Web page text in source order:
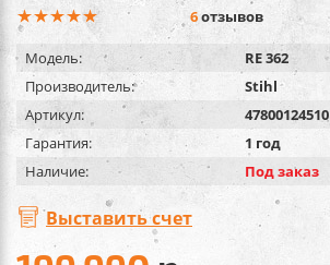
6отзывов
Модель:
RE 362
Производитель:
Stihl
Артикул:
47800124510
Гарантия:
1 год
Наличие:
Под заказ
Выставить счет